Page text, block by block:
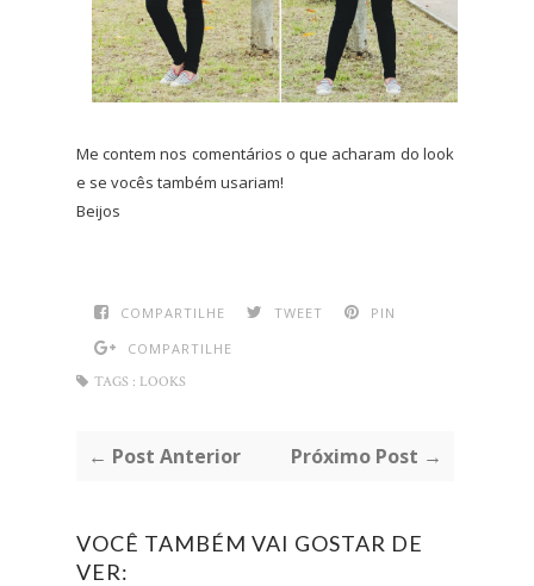
Me contem nos comentários o que acharam do look
e se vocês também usariam!
Beijos
COMPARTILHE TWEET
PIN
COMPARTILHE
TAGS : LOOKS
← Post Anterior Próximo Post →
VOCÊ TAMBÉM VAI GOSTAR DE
VER: